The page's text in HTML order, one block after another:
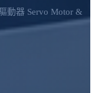
動器 Servo Motor &